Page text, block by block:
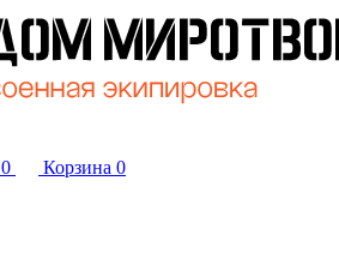
0 Корзина 0